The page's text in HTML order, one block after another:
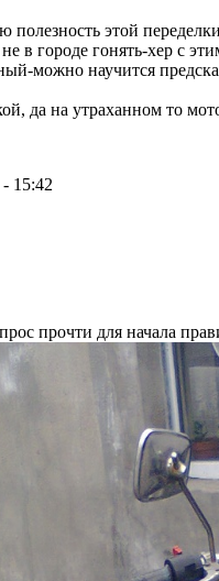
полезность этой
в городе гонять-хер с
можно научится
да на утраханном то
15:42
прочти для начала